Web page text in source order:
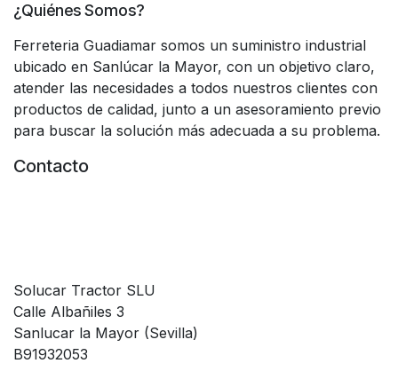
¿Quiénes Somos?
Ferreteria Guadiamar somos un suministro industrial
ubicado en Sanlúcar la Mayor, con un objetivo claro,
atender las necesidades a todos nuestros clientes con
productos de calidad, junto a un asesoramiento previo
para buscar la solución más adecuada a su problema.
Contacto
Solucar Tractor SLU
Calle Albañiles 3
Sanlucar la Mayor (Sevilla)
B91932053